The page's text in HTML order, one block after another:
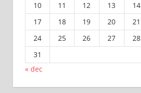
10
11 12 13 14
17
18 19 20 21
24
25 26 27 28
31
« dec